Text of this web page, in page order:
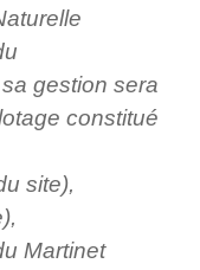
gestion sera
constitué
site),
Martinet